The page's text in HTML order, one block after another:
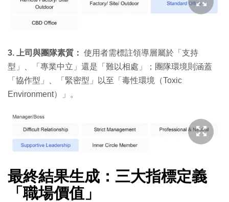
3. 上司與團隊素質： 使用者需標註領導層屬於「支持
型」、「專業中立」還是「難以相處」；團隊環境則涵蓋
「協作型」、「緊密型」以至「毒性環境（Toxic
Environment）」。
最終結果生成：三大指標定義
「職場價值」